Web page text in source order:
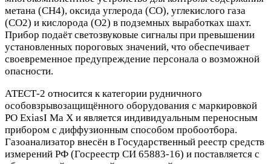
метана (CH4), оксида углерода (CO), углекислого газа
(CO2) и кислорода (O2) в подземных выработках шахт.
Прибор подаёт светозвуковые сигналы при превышении
установленных пороговых значений, что обеспечивает
своевременное предупреждение персонала о возможной
опасности.
АТЕСТ-2 относится к категории рудничного
особовзрывозащищённого оборудования с маркировкой
РО ExiasI Ма X и является индивидуальным переносным
прибором с диффузионным способом пробоотбора.
Газоанализатор внесён в Государственный реестр средств
измерений РФ (Госреестр СИ 65883-16) и поставляется с